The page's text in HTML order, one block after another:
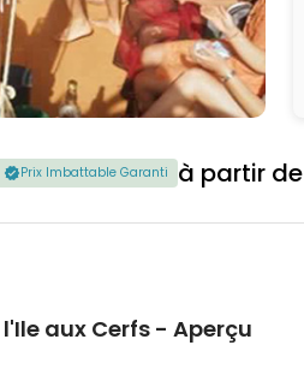
Prix Imbattable Garanti à partir de
aux Cerfs - Aperçu